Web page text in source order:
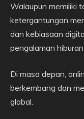
Walaupun memiliki
ketergantungan
dan kebiasaan
pengalaman
Di masa depan,
berkembang dan
global.